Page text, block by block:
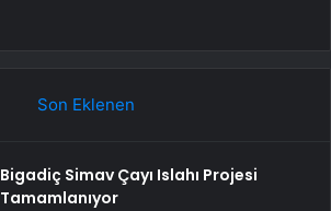
Son Eklenen
Bigadiç Simav Çayı Islahı Projesi
Tamamlanıyor